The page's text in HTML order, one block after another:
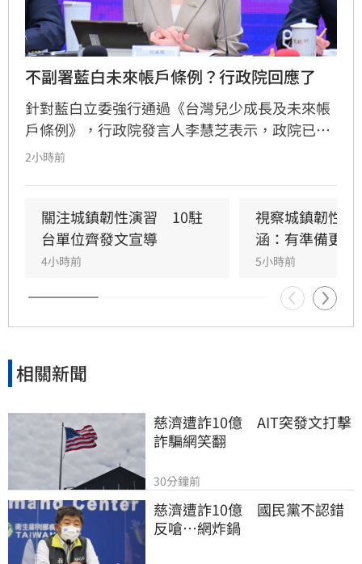
不副署藍白未來帳戶條例？行政院回應了
針對藍白立委強行通過《台灣兒少成長及未來帳
戶條例》，行政院發言人李慧芝表示，政院已收
到三讀函文，強調編列預算為行政院憲政職權，
並強調行政院版透過弱勢對存能落實公平正義，
避免在野黨版本加劇貧富差距。此外，政府同步
推動育兒留停六加三、延長婚產假等多項配套措
施，建構完善支持體系。政院重申，國家政策規
劃需具備整體性，針對立法院侵害預算編製權的
作為，將持續捍衛憲法賦予的權限，確保政策有
2小時前
關注城鎮韌性演習　10駐
台單位齊發文宣導
4小時前
視察城鎮韌性
涵：有準備更安
5小時前
相關新聞
慈濟遭詐10億　AIT突發文打擊
詐騙網笑翻
30分鐘前
慈濟遭詐10億　國民黨不認錯
反嗆⋯網炸鍋